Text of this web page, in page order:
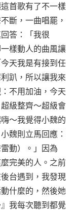
首歌有了不一樣
斷，一曲唱罷，
答：「我很
樣動人的曲風讓
天我是有接到任
趴，所以讓我來
不用加油，今天
級整齊～超級會
～我覺得小魏的
魏則立馬回應：
動）。」因為
完美的人。之前
台遇到，我發現
什麼的，然後她
我每次聽到都覺